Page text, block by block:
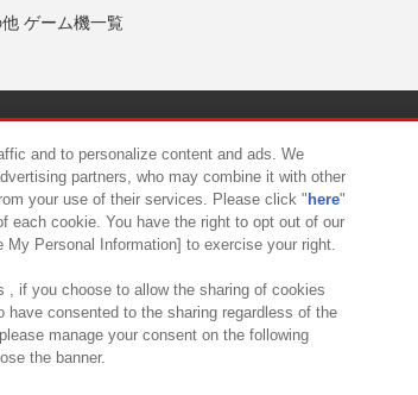
ゲーム機一覧
について カスタマーハラスメント対応方針
and to personalize content and ads. We
partners, who may combine it with other
your use of their services. Please click " here"
each cookie. You have the right to opt out of our
Personal Information] to exercise your right.
, if you choose to allow the sharing of cookies
have consented to the sharing regardless of the
manage your consent on the following
the banner.